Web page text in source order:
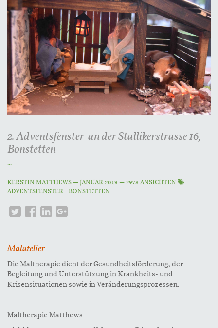
2. Adventsfenster an der Stallikerstrasse 16,
Bonstetten
...
KERSTIN MATTHEWS — JANUAR 2019 — 2978 ANSICHTEN
ADVENTSFENSTER
BONSTETTEN
Malatelier
Die Maltherapie dient der Gesundheitsförderung, der
Begleitung und Unterstützung in Krankheits- und
Krisensituationen sowie in Veränderungsprozessen.
Maltherapie Matthews